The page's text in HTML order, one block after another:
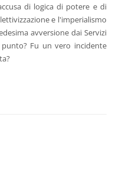
di logica di potere e di
e l'imperialismo
avversione dai Servizi
Fu un vero incidente